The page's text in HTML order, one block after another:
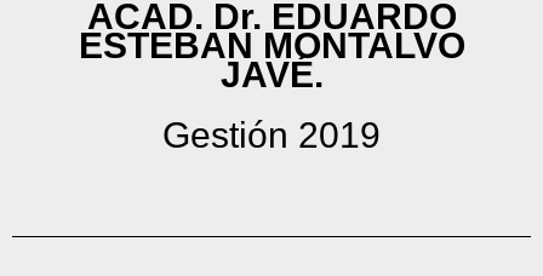
ACAD. Dr. EDUARDO
ESTEBAN MONTALVO
JAVÉ.
Gestión 2019